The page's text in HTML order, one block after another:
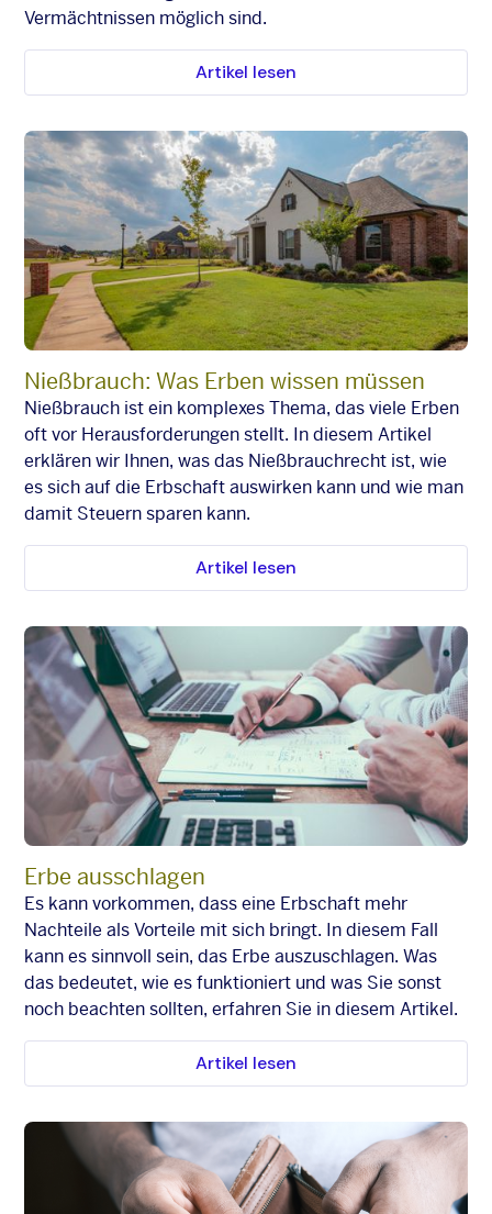
Vermächtnissen möglich sind.
Artikel lesen
Nießbrauch: Was Erben wissen müssen
Nießbrauch ist ein komplexes Thema, das viele Erben
oft vor Herausforderungen stellt. In diesem Artikel
erklären wir Ihnen, was das Nießbrauchrecht ist, wie
es sich auf die Erbschaft auswirken kann und wie man
damit Steuern sparen kann.
Artikel lesen
Erbe ausschlagen
Es kann vorkommen, dass eine Erbschaft mehr
Nachteile als Vorteile mit sich bringt. In diesem Fall
kann es sinnvoll sein, das Erbe auszuschlagen. Was
das bedeutet, wie es funktioniert und was Sie sonst
noch beachten sollten, erfahren Sie in diesem Artikel.
Artikel lesen